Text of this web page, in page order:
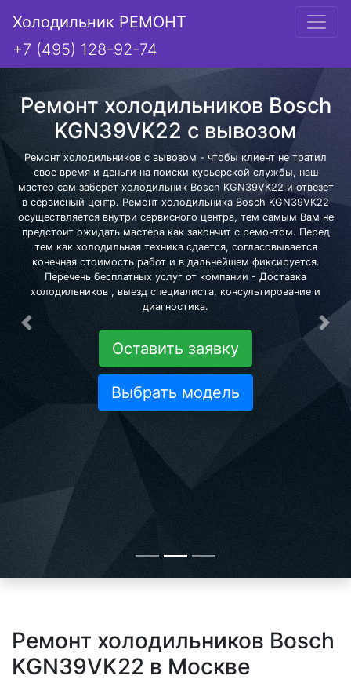
Холодильник РЕМОНТ
+7 (495) 128-92-74
Ремонт холодильников Bosch
KGN39VK22 с вывозом
Ремонт холодильников с вывозом - чтобы клиент не тратил
свое время и деньги на поиски курьерской службы, наш
мастер сам заберет холодильник Bosch KGN39VK22 и отвезет
в сервисный центр. Ремонт холодильника Bosch KGN39VK22
осуществляется внутри сервисного центра, тем самым Вам не
предстоит ожидать мастера как закончит с ремонтом. Перед
тем как холодильная техника сдается, согласовывается
конечная стоимость работ и в дальнейшем фиксируется.
Перечень бесплатных услуг от компании - Доставка
холодильников , выезд специалиста, консультирование и
диагностика.
Оставить заявку
Выбрать модель
Предыдущая
Ремонт холодильников Bosch
KGN39VK22 в Москве